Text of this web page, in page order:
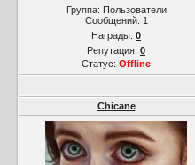
Группа: Пользователи
Сообщений: 1
Награды: 0
Репутация: 0
Статус: Offline
Chicane